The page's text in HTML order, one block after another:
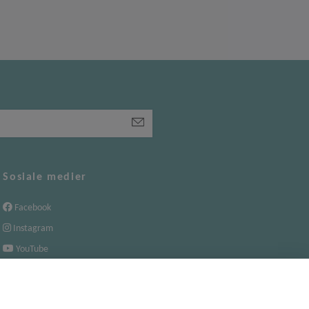
Sosiale medier
Facebook
Instagram
YouTube